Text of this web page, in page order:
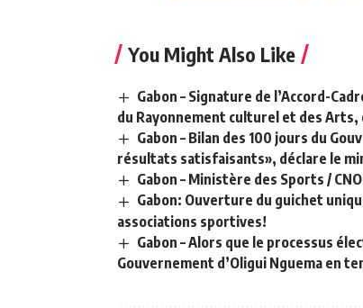
You Might Also Like
Gabon – Signature de l’Accord-
du Rayonnement culturel et des Arts,
Gabon – Bilan des 100 jours du
résultats satisfaisants», déclare le
Gabon – Ministère des Sports /
Gabon: Ouverture du guichet
associations sportives!
Gabon – Alors que le processus
Gouvernement d’Oligui Nguema en